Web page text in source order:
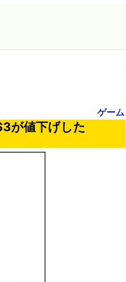
ゲーム
が値下げした